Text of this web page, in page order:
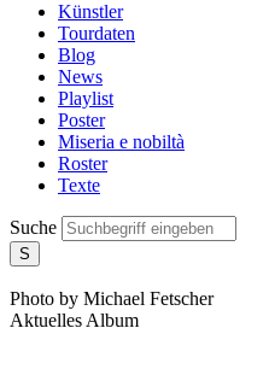
Künstler
Tourdaten
Blog
News
Playlist
Poster
Miseria e nobiltà
Roster
Texte
Suche
Photo by Michael Fetscher
Aktuelles Album